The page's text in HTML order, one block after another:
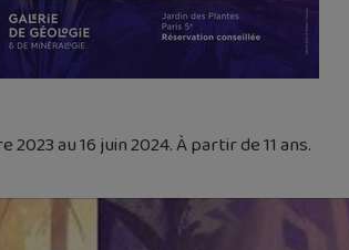
2023 au 16 juin 2024. À partir de 11 ans.